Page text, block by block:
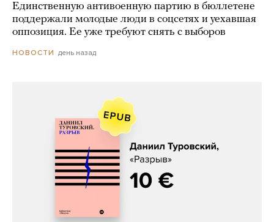
Единственную антивоенную партию в бюллетене
поддержали молодые люди в соцсетях и уехавшая
оппозиция. Ее уже требуют снять с выборов
НОВОСТИ день назад
Даниил Туровский, «Разрыв»